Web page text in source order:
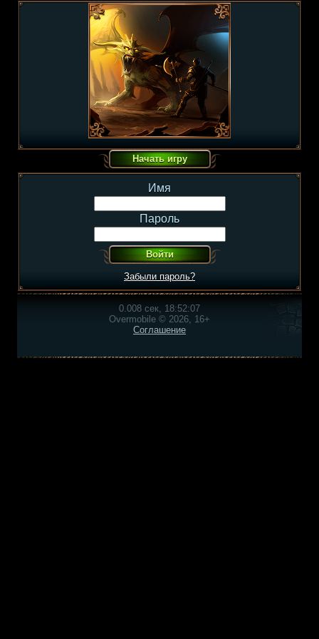
Имя
Пароль
Забыли пароль?
0.008 сек, 18:52:07
Overmobile © 2026, 16+
Соглашение